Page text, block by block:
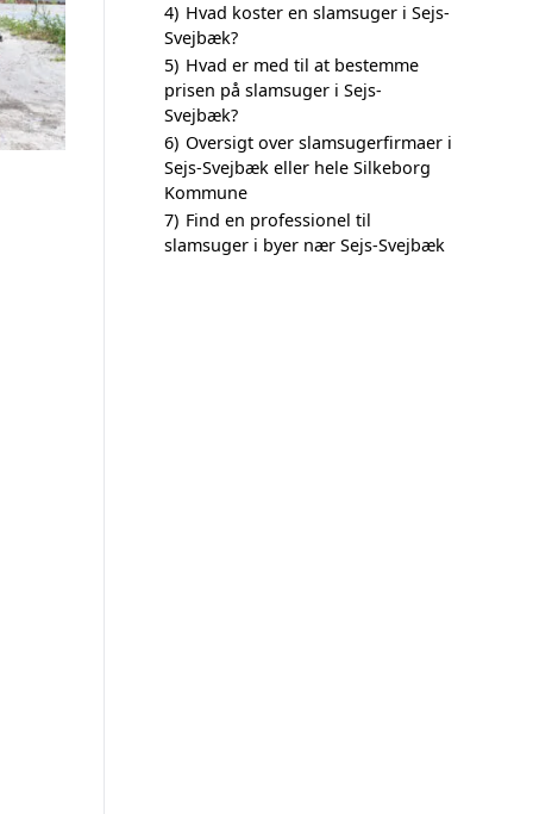
4) Hvad koster en slamsuger i Sejs-
Svejbæk?
5) Hvad er med til at bestemme
prisen på slamsuger i Sejs-
Svejbæk?
6) Oversigt over slamsugerfirmaer i
Sejs-Svejbæk eller hele Silkeborg
Kommune
7) Find en professionel til
slamsuger i byer nær Sejs-Svejbæk